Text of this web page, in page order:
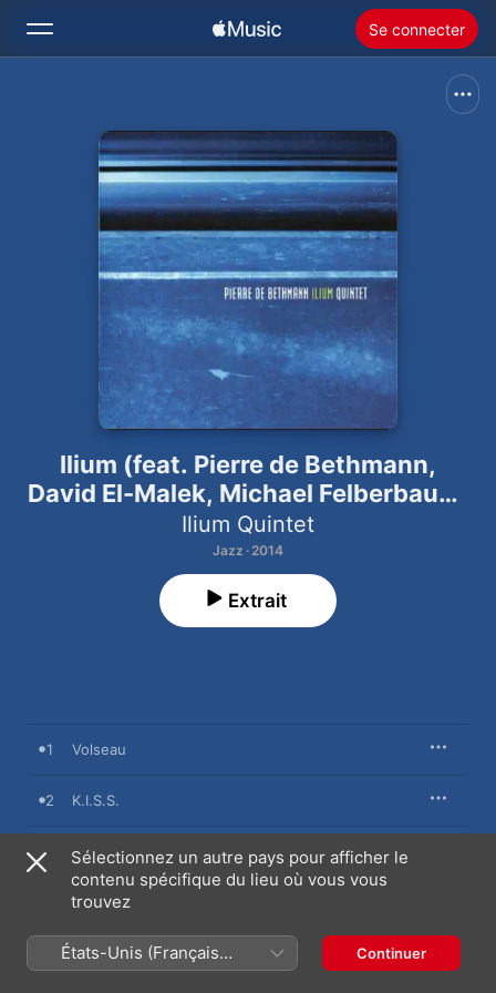
Se connecter
Accueil
Nouveautés
Radio
Installer Apple Music
Ilium (feat. Pierre de Bethmann,
David El-Malek, Michael Felberbaum,
Clovis Nicolas & Franck Agulhon)
Ilium Quintet
Jazz · 2014
Extrait
1 Volseau
2 K.I.S.S.
3 Ingérence
Solune
Steady
Sélectionnez un autre pays pour afficher le
contenu spécifique du lieu où vous vous
trouvez
États-Unis (Français
France)
Continuer